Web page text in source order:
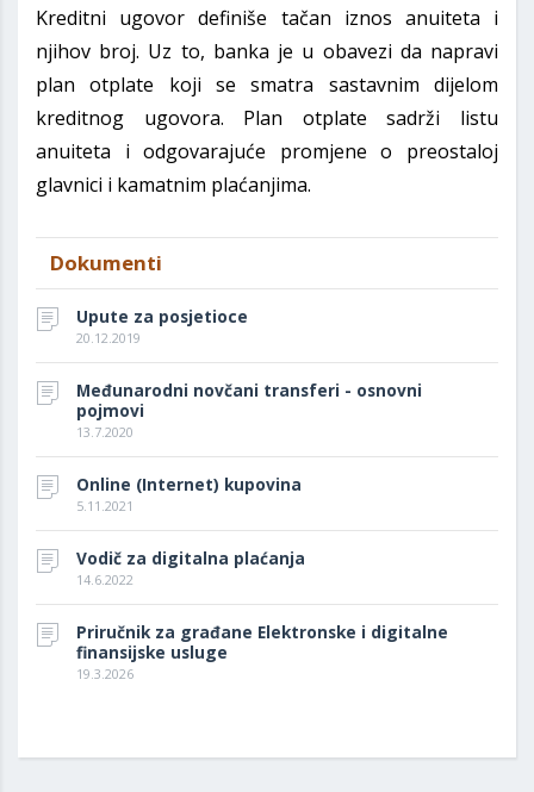
Kreditni ugovor definiše tačan iznos anuiteta i
njihov broj. Uz to, banka je u obavezi da napravi
plan otplate koji se smatra sastavnim dijelom
kreditnog ugovora. Plan otplate sadrži listu
anuiteta i odgovarajuće promjene o preostaloj
glavnici i kamatnim plaćanjima.
Dokumenti
Upute za posjetioce
20.12.2019
Međunarodni novčani transferi - osnovni
pojmovi
13.7.2020
Online (Internet) kupovina
5.11.2021
Vodič za digitalna plaćanja
14.6.2022
Priručnik za građane Elektronske i digitalne
finansijske usluge
19.3.2026